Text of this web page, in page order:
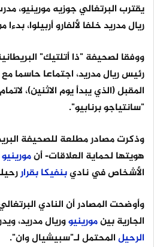
يقترب البرتغالي جوزيه مورينيو،
ريال مدريد خلفا لألفارو أربيلوا،
ووفقا لصحيفة "ذا أتلتيك"
رئيس ريال مدريد، اجتماعا حاسما مع
المقبل (الذي يبدأ يوم الاثنين)،
"سانتياجو برنابيو".
وذكرت مصادر مطلعة للصحيفة
هويتها لحماية العلاقات- أنمورينيو
الأشخاص في ناديبنفيكابقرار
وأوضحت المصادر أن النادي
الجارية بينمورينيووريال مدريد،
الرحيلالمحتمل لـ"سبيشيال وان".